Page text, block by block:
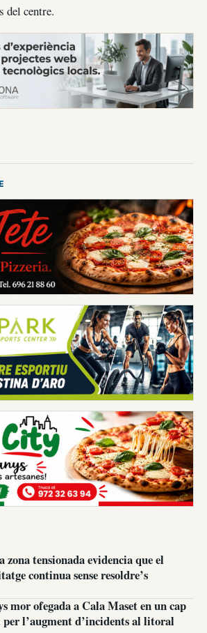
del centre.
tensionada evidencia que el
continua sense resoldre’s
mor ofegada a Cala Maset en un cap
per l’augment d’incidents al litoral